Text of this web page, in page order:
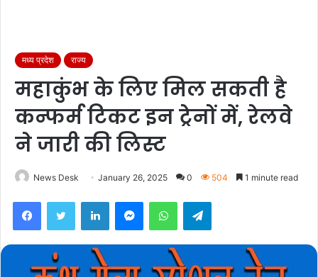
मध्य प्रदेश राज्य
महाकुंभ के लिए मिल सकती है
कन्फर्म टिकट इन ट्रेनों में, रेलवे
ने जारी की लिस्ट
News Desk January 26, 2025 0 504 1 minute read